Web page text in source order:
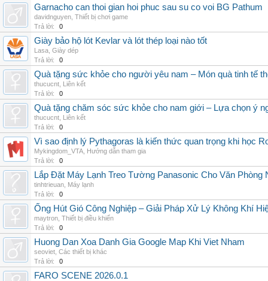
Garnacho can thoi gian hoi phuc sau su co voi BG Pathum
davidnguyen Thiết bị chơi game
Trả lời:
0
Giày bảo hộ lót Kevlar và lót thép loại nào tốt
Lasa Giày dép
Trả lời:
0
Quà tặng sức khỏe cho người yêu nam – Món quà tinh tế
thucucnt Liên kết
Trả lời:
0
Quà tặng chăm sóc sức khỏe cho nam giới – Lựa chọn ý
thucucnt Liên kết
Trả lời:
0
Vì sao định lý Pythagoras là kiến thức quan trọng khi học
Mykingdom_VTA Hướng dẫn tham gia
Trả lời:
0
Lắp Đặt Máy Lạnh Treo Tường Panasonic Cho Văn Phòng
tinhtrieuan Máy lạnh
Trả lời:
0
Ống Hút Gió Công Nghiệp – Giải Pháp Xử Lý Không Khí
maytron Thiết bị điều khiển
Trả lời:
0
Huong Dan Xoa Danh Gia Google Map Khi Viet Nham
seoviet Các thiết bị khác
Trả lời:
0
FARO SCENE 2026.0.1